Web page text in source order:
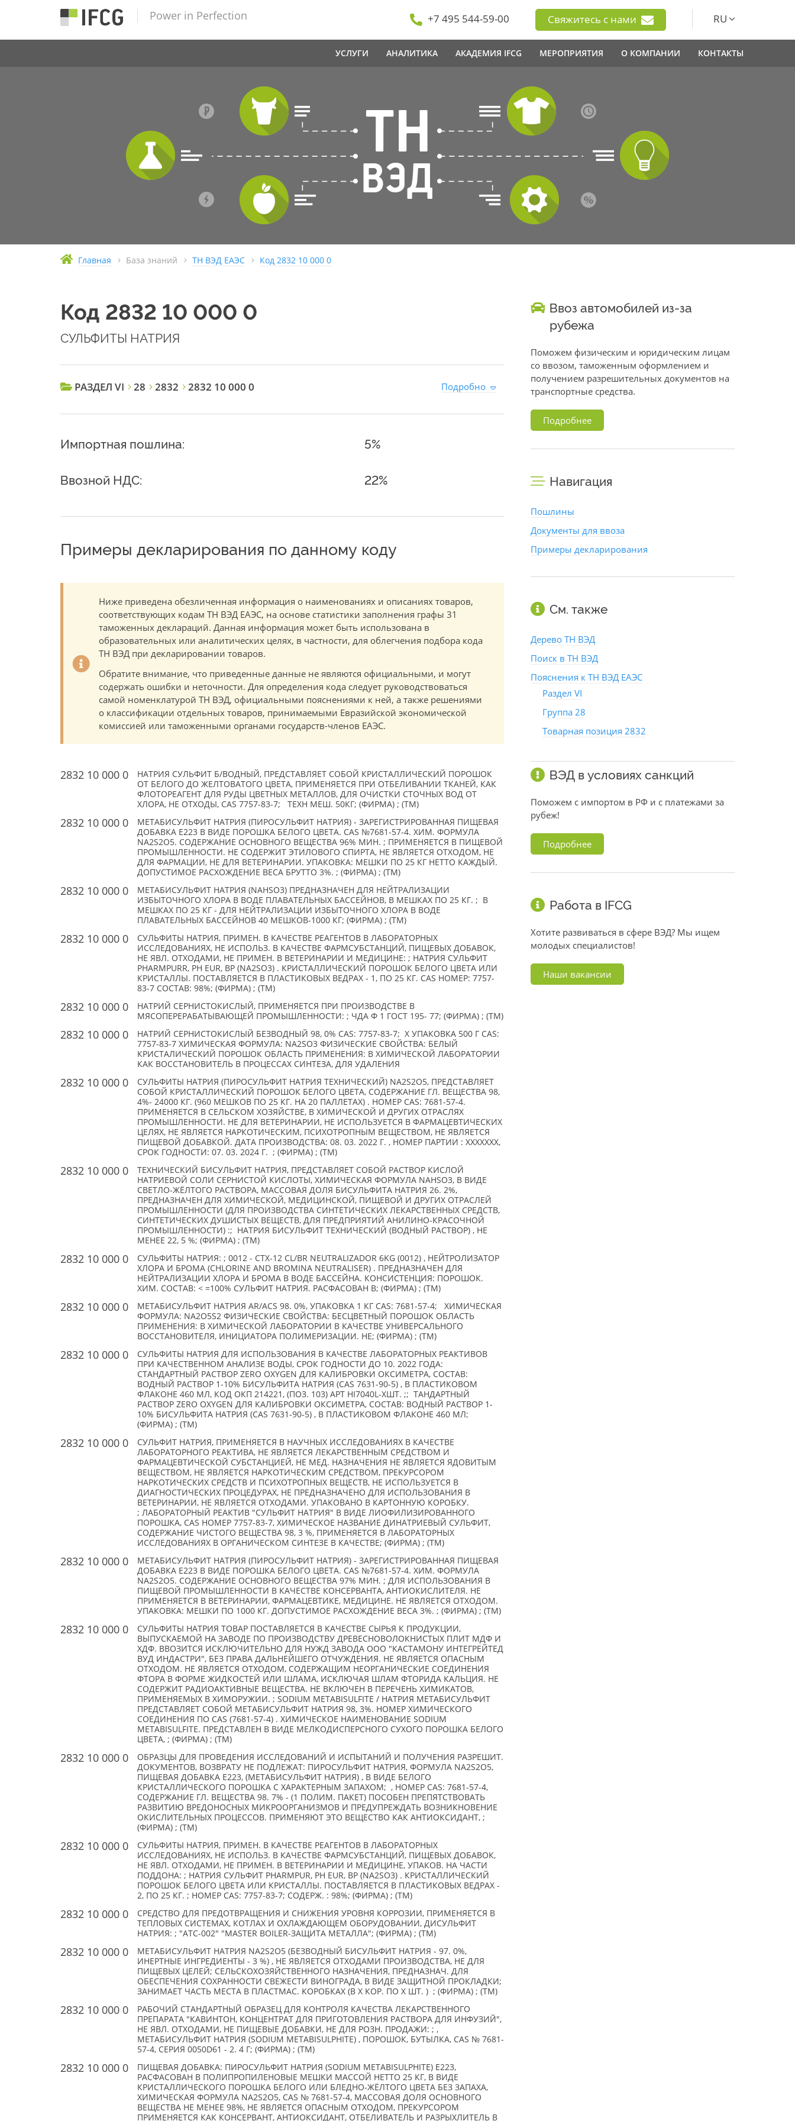
Power in Perfection +7 495 544-59-00 Свяжитесь с нами RU
УСЛУГИ АНАЛИТИКА АКАДЕМИЯ IFCG МЕРОПРИЯТИЯ О КОМПАНИИ КОНТАКТЫ
Главная База знаний ТН ВЭД ЕАЭС Код 2832 10 000 0
Код 2832 10 000 0
СУЛЬФИТЫ НАТРИЯ
РАЗДЕЛ VI 28 2832 2832 10 000 0 Подробно
Импортная пошлина: 5%
Ввозной НДС: 22%
Примеры декларирования по данному коду
Ниже приведена обезличенная информация о наименованиях и описаниях товаров,
соответствующих кодам ТН ВЭД ЕАЭС, на основе статистики заполнения графы 31
таможенных деклараций. Данная информация может быть использована в
образовательных или аналитических целях, в частности, для облегчения подбора кода
ТН ВЭД при декларировании товаров.
Обратите внимание, что приведенные данные не являются официальными, и могут
содержать ошибки и неточности. Для определения кода следует руководствоваться
самой номенклатурой ТН ВЭД, официальными пояснениями к ней, а также решениями
о классификации отдельных товаров, принимаемыми Евразийской экономической
комиссией или таможенными органами государств-членов ЕАЭС.
2832 10 000 0
НАТРИЯ СУЛЬФИТ Б/ВОДНЫЙ, ПРЕДСТАВЛЯЕТ СОБОЙ КРИСТАЛЛИЧЕСКИЙ ПОРОШОК
ОТ БЕЛОГО ДО ЖЕЛТОВАТОГО ЦВЕТА, ПРИМЕНЯЕТСЯ ПРИ ОТБЕЛИВАНИИ ТКАНЕЙ, КАК
ФЛОТОРЕАГЕНТ ДЛЯ РУДЫ ЦВЕТНЫХ МЕТАЛЛОВ, ДЛЯ ОЧИСТКИ СТОЧНЫХ ВОД ОТ
ХЛОРА, НЕ ОТХОДЫ, CAS 7757-83-7; ТЕХН МЕШ. 50КГ; (ФИРМА) ; (TM)
2832 10 000 0
МЕТАБИСУЛЬФИТ НАТРИЯ (ПИРОСУЛЬФИТ НАТРИЯ) - ЗАРЕГИСТРИРОВАННАЯ ПИЩЕВАЯ
ДОБАВКА E223 В ВИДЕ ПОРОШКА БЕЛОГО ЦВЕТА. CAS №7681-57-4. ХИМ. ФОРМУЛА
NA2S2O5. СОДЕРЖАНИЕ ОСНОВНОГО ВЕЩЕСТВА 96% МИН. ; ПРИМЕНЯЕТСЯ В ПИЩЕВОЙ
ПРОМЫШЛЕННОСТИ. НЕ СОДЕРЖИТ ЭТИЛОВОГО СПИРТА, НЕ ЯВЛЯЕТСЯ ОТХОДОМ, НЕ
ДЛЯ ФАРМАЦИИ, НЕ ДЛЯ ВЕТЕРИНАРИИ. УПАКОВКА: МЕШКИ ПО 25 КГ НЕТТО КАЖДЫЙ.
ДОПУСТИМОЕ РАСХОЖДЕНИЕ ВЕСА БРУТТО 3%. ; (ФИРМА) ; (TM)
2832 10 000 0
МЕТАБИСУЛЬФИТ НАТРИЯ (NAHSO3) ПРЕДНАЗНАЧЕН ДЛЯ НЕЙТРАЛИЗАЦИИ
ИЗБЫТОЧНОГО ХЛОРА В ВОДЕ ПЛАВАТЕЛЬНЫХ БАССЕЙНОВ, В МЕШКАХ ПО 25 КГ. ; В
МЕШКАХ ПО 25 КГ - ДЛЯ НЕЙТРАЛИЗАЦИИ ИЗБЫТОЧНОГО ХЛОРА В ВОДЕ
ПЛАВАТЕЛЬНЫХ БАССЕЙНОВ 40 МЕШКОВ-1000 КГ; (ФИРМА) ; (TM)
2832 10 000 0
СУЛЬФИТЫ НАТРИЯ, ПРИМЕН. В КАЧЕСТВЕ РЕАГЕНТОВ В ЛАБОРАТОРНЫХ
ИССЛЕДОВАНИЯХ, НЕ ИСПОЛЬЗ. В КАЧЕСТВЕ ФАРМСУБСТАНЦИЙ, ПИЩЕВЫХ ДОБАВОК,
НЕ ЯВЛ. ОТХОДАМИ, НЕ ПРИМЕН. В ВЕТЕРИНАРИИ И МЕДИЦИНЕ: ; НАТРИЯ СУЛЬФИТ
PHARMPURR, PH EUR, BP (NA2SO3) . КРИСТАЛЛИЧЕСКИЙ ПОРОШОК БЕЛОГО ЦВЕТА ИЛИ
КРИСТАЛЛЫ. ПОСТАВЛЯЕТСЯ В ПЛАСТИКОВЫХ ВЕДРАХ - 1, ПО 25 КГ. CAS НОМЕР: 7757-
83-7 СОСТАВ: 98%; (ФИРМА) ; (TM)
2832 10 000 0
НАТРИЙ СЕРНИСТОКИСЛЫЙ, ПРИМЕНЯЕТСЯ ПРИ ПРОИЗВОДСТВЕ В
МЯСОПЕРЕРАБАТЫВАЮЩЕЙ ПРОМЫШЛЕННОСТИ: ; ЧДА Ф 1 ГОСТ 195- 77; (ФИРМА) ; (TM)
2832 10 000 0
НАТРИЙ СЕРНИСТОКИСЛЫЙ БЕЗВОДНЫЙ 98, 0% CAS: 7757-83-7; X УПАКОВКА 500 Г CAS:
7757-83-7 ХИМИЧЕСКАЯ ФОРМУЛА: NA2SO3 ФИЗИЧЕСКИЕ СВОЙСТВА: БЕЛЫЙ
КРИСТАЛИЧЕСКИЙ ПОРОШОК ОБЛАСТЬ ПРИМЕНЕНИЯ: В ХИМИЧЕСКОЙ ЛАБОРАТОРИИ
КАК ВОССТАНОВИТЕЛЬ В ПРОЦЕССАХ СИНТЕЗА, ДЛЯ УДАЛЕНИЯ
2832 10 000 0
СУЛЬФИТЫ НАТРИЯ (ПИРОСУЛЬФИТ НАТРИЯ ТЕХНИЧЕСКИЙ) NA2S2O5, ПРЕДСТАВЛЯЕТ
СОБОЙ КРИСТАЛЛИЧЕСКИЙ ПОРОШОК БЕЛОГО ЦВЕТА, СОДЕРЖАНИЕ ГЛ. ВЕЩЕСТВА 98,
4%- 24000 КГ. (960 МЕШКОВ ПО 25 КГ. НА 20 ПАЛЛЕТАХ) . НОМЕР CAS: 7681-57-4.
ПРИМЕНЯЕТСЯ В СЕЛЬСКОМ ХОЗЯЙСТВЕ, В ХИМИЧЕСКОЙ И ДРУГИХ ОТРАСЛЯХ
ПРОМЫШЛЕННОСТИ. НЕ ДЛЯ ВЕТЕРИНАРИИ, НЕ ИСПОЛЬЗУЕТСЯ В ФАРМАЦЕВТИЧЕСКИХ
ЦЕЛЯХ, НЕ ЯВЛЯЕТСЯ НАРКОТИЧЕСКИМ, ПСИХОТРОПНЫМ ВЕЩЕСТВОМ, НЕ ЯВЛЯЕТСЯ
ПИЩЕВОЙ ДОБАВКОЙ. ДАТА ПРОИЗВОДСТВА: 08. 03. 2022 Г. , НОМЕР ПАРТИИ : XXXXXXX,
СРОК ГОДНОСТИ: 07. 03. 2024 Г. ; (ФИРМА) ; (TM)
2832 10 000 0
ТЕХНИЧЕСКИЙ БИСУЛЬФИТ НАТРИЯ, ПРЕДСТАВЛЯЕТ СОБОЙ РАСТВОР КИСЛОЙ
НАТРИЕВОЙ СОЛИ СЕРНИСТОЙ КИСЛОТЫ, ХИМИЧЕСКАЯ ФОРМУЛА NAHSO3, В ВИДЕ
СВЕТЛО-ЖЁЛТОГО РАСТВОРА, МАССОВАЯ ДОЛЯ БИСУЛЬФИТА НАТРИЯ 26. 2%,
ПРЕДНАЗНАЧЕН ДЛЯ ХИМИЧЕСКОЙ, МЕДИЦИНСКОЙ, ПИЩЕВОЙ И ДРУГИХ ОТРАСЛЕЙ
ПРОМЫШЛЕННОСТИ (ДЛЯ ПРОИЗВОДСТВА СИНТЕТИЧЕСКИХ ЛЕКАРСТВЕННЫХ СРЕДСТВ,
СИНТЕТИЧЕСКИХ ДУШИСТЫХ ВЕЩЕСТВ, ДЛЯ ПРЕДПРИЯТИЙ АНИЛИНО-КРАСОЧНОЙ
ПРОМЫШЛЕННОСТИ) :; НАТРИЯ БИСУЛЬФИТ ТЕХНИЧЕСКИЙ (ВОДНЫЙ РАСТВОР) , НЕ
МЕНЕЕ 22, 5 %; (ФИРМА) ; (TM)
2832 10 000 0
СУЛЬФИТЫ НАТРИЯ: ; 0012 - CTX-12 CL/BR NEUTRALIZADOR 6KG (0012) , НЕЙТРОЛИЗАТОР
ХЛОРА И БРОМА (CHLORINE AND BROMINA NEUTRALISER) . ПРЕДНАЗНАЧЕН ДЛЯ
НЕЙТРАЛИЗАЦИИ ХЛОРА И БРОМА В ВОДЕ БАССЕЙНА. КОНСИСТЕНЦИЯ: ПОРОШОК.
ХИМ. СОСТАВ: < =100% СУЛЬФИТ НАТРИЯ. РАСФАСОВАН В; (ФИРМА) ; (TM)
2832 10 000 0
МЕТАБИСУЛЬФИТ НАТРИЯ AR/ACS 98. 0%, УПАКОВКА 1 КГ CAS: 7681-57-4; ХИМИЧЕСКАЯ
ФОРМУЛА: NA2O5S2 ФИЗИЧЕСКИЕ СВОЙСТВА: БЕСЦВЕТНЫЙ ПОРОШОК ОБЛАСТЬ
ПРИМЕНЕНИЯ: В ХИМИЧЕСКОЙ ЛАБОРАТОРИИ В КАЧЕСТВЕ УНИВЕРСАЛЬНОГО
ВОССТАНОВИТЕЛЯ, ИНИЦИАТОРА ПОЛИМЕРИЗАЦИИ. НЕ; (ФИРМА) ; (TM)
2832 10 000 0
СУЛЬФИТЫ НАТРИЯ ДЛЯ ИСПОЛЬЗОВАНИЯ В КАЧЕСТВЕ ЛАБОРАТОРНЫХ РЕАКТИВОВ
ПРИ КАЧЕСТВЕННОМ АНАЛИЗЕ ВОДЫ, СРОК ГОДНОСТИ ДО 10. 2022 ГОДА:
СТАНДАРТНЫЙ РАСТВОР ZERO OXYGEN ДЛЯ КАЛИБРОВКИ ОКСИМЕТРА, СОСТАВ:
ВОДНЫЙ РАСТВОР 1-10% БИСУЛЬФИТА НАТРИЯ (CAS 7631-90-5) , В ПЛАСТИКОВОМ
ФЛАКОНЕ 460 МЛ, КОД ОКП 214221, (ПОЗ. 103) АРТ HI7040L-XШТ. ;; ТАНДАРТНЫЙ
РАСТВОР ZERO OXYGEN ДЛЯ КАЛИБРОВКИ ОКСИМЕТРА, СОСТАВ: ВОДНЫЙ РАСТВОР 1-
10% БИСУЛЬФИТА НАТРИЯ (CAS 7631-90-5) , В ПЛАСТИКОВОМ ФЛАКОНЕ 460 МЛ;
(ФИРМА) ; (TM)
2832 10 000 0
СУЛЬФИТ НАТРИЯ, ПРИМЕНЯЕТСЯ В НАУЧНЫХ ИССЛЕДОВАНИЯХ В КАЧЕСТВЕ
ЛАБОРАТОРНОГО РЕАКТИВА, НЕ ЯВЛЯЕТСЯ ЛЕКАРСТВЕННЫМ СРЕДСТВОМ И
ФАРМАЦЕВТИЧЕСКОЙ СУБСТАНЦИЕЙ, НЕ МЕД. НАЗНАЧЕНИЯ НЕ ЯВЛЯЕТСЯ ЯДОВИТЫМ
ВЕЩЕСТВОМ, НЕ ЯВЛЯЕТСЯ НАРКОТИЧЕСКИМ СРЕДСТВОМ, ПРЕКУРСОРОМ
НАРКОТИЧЕСКИХ СРЕДСТВ И ПСИХОТРОПНЫХ ВЕЩЕСТВ, НЕ ИСПОЛЬЗУЕТСЯ В
ДИАГНОСТИЧЕСКИХ ПРОЦЕДУРАХ, НЕ ПРЕДНАЗНАЧЕНО ДЛЯ ИСПОЛЬЗОВАНИЯ В
ВЕТЕРИНАРИИ, НЕ ЯВЛЯЕТСЯ ОТХОДАМИ. УПАКОВАНО В КАРТОННУЮ КОРОБКУ.
; ЛАБОРАТОРНЫЙ РЕАКТИВ "СУЛЬФИТ НАТРИЯ" В ВИДЕ ЛИОФИЛИЗИРОВАННОГО
ПОРОШКА, CAS НОМЕР 7757-83-7, ХИМИЧЕСКОЕ НАЗВАНИЕ ДИНАТРИЕВЫЙ СУЛЬФИТ,
СОДЕРЖАНИЕ ЧИСТОГО ВЕЩЕСТВА 98, 3 %, ПРИМЕНЯЕТСЯ В ЛАБОРАТОРНЫХ
ИССЛЕДОВАНИЯХ В ОРГАНИЧЕСКОМ СИНТЕЗЕ В КАЧЕСТВЕ; (ФИРМА) ; (TM)
2832 10 000 0
МЕТАБИСУЛЬФИТ НАТРИЯ (ПИРОСУЛЬФИТ НАТРИЯ) - ЗАРЕГИСТРИРОВАННАЯ ПИЩЕВАЯ
ДОБАВКА E223 В ВИДЕ ПОРОШКА БЕЛОГО ЦВЕТА. CAS №7681-57-4. ХИМ. ФОРМУЛА
NA2S2O5. СОДЕРЖАНИЕ ОСНОВНОГО ВЕЩЕСТВА 97% МИН. ; ДЛЯ ИСПОЛЬЗОВАНИЯ В
ПИЩЕВОЙ ПРОМЫШЛЕННОСТИ В КАЧЕСТВЕ КОНСЕРВАНТА, АНТИОКИСЛИТЕЛЯ. НЕ
ПРИМЕНЯЕТСЯ В ВЕТЕРИНАРИИ, ФАРМАЦЕВТИКЕ, МЕДИЦИНЕ. НЕ ЯВЛЯЕТСЯ ОТХОДОМ.
УПАКОВКА: МЕШКИ ПО 1000 КГ. ДОПУСТИМОЕ РАСХОЖДЕНИЕ ВЕСА 3%. ; (ФИРМА) ; (TM)
2832 10 000 0
СУЛЬФИТЫ НАТРИЯ ТОВАР ПОСТАВЛЯЕТСЯ В КАЧЕСТВЕ СЫРЬЯ К ПРОДУКЦИИ,
ВЫПУСКАЕМОЙ НА ЗАВОДЕ ПО ПРОИЗВОДСТВУ ДРЕВЕСНОВОЛОКНИСТЫХ ПЛИТ МДФ И
ХДФ. ВВОЗИТСЯ ИСКЛЮЧИТЕЛЬНО ДЛЯ НУЖД ЗАВОДА ООО "КАСТАМОНУ ИНТЕГРЕЙТЕД
ВУД ИНДАСТРИ", БЕЗ ПРАВА ДАЛЬНЕЙШЕГО ОТЧУЖДЕНИЯ. НЕ ЯВЛЯЕТСЯ ОПАСНЫМ
ОТХОДОМ. НЕ ЯВЛЯЕТСЯ ОТХОДОМ, СОДЕРЖАЩИМ НЕОРГАНИЧЕСКИЕ СОЕДИНЕНИЯ
ФТОРА В ФОРМЕ ЖИДКОСТЕЙ ИЛИ ШЛАМА, ИСКЛЮЧАЯ ШЛАМ ФТОРИДА КАЛЬЦИЯ. НЕ
СОДЕРЖИТ РАДИОАКТИВНЫЕ ВЕЩЕСТВА. НЕ ВКЛЮЧЕН В ПЕРЕЧЕНЬ ХИМИКАТОВ,
ПРИМЕНЯЕМЫХ В ХИМОРУЖИИ. ; SODIUM METABISULFITE / НАТРИЯ МЕТАБИСУЛЬФИТ
ПРЕДСТАВЛЯЕТ СОБОЙ МЕТАБИСУЛЬФИТ НАТРИЯ 98, 3%. НОМЕР ХИМИЧЕСКОГО
СОЕДИНЕНИЯ ПО CAS (7681-57-4) . ХИМИЧЕСКОЕ НАИМЕНОВАНИЕ SODIUM
METABISULFITE. ПРЕДСТАВЛЕН В ВИДЕ МЕЛКОДИСПЕРСНОГО СУХОГО ПОРОШКА БЕЛОГО
ЦВЕТА, ; (ФИРМА) ; (TM)
2832 10 000 0
ОБРАЗЦЫ ДЛЯ ПРОВЕДЕНИЯ ИССЛЕДОВАНИЙ И ИСПЫТАНИЙ И ПОЛУЧЕНИЯ РАЗРЕШИТ.
ДОКУМЕНТОВ, ВОЗВРАТУ НЕ ПОДЛЕЖАТ: ПИРОСУЛЬФИТ НАТРИЯ, ФОРМУЛА NA2S2O5,
ПИЩЕВАЯ ДОБАВКА Е223, (МЕТАБИСУЛЬФИТ НАТРИЯ) , В ВИДЕ БЕЛОГО
КРИСТАЛЛИЧЕСКОГО ПОРОШКА С ХАРАКТЕРНЫМ ЗАПАХОМ; , НОМЕР CAS: 7681-57-4,
СОДЕРЖАНИЕ ГЛ. ВЕЩЕСТВА 98. 7% - (1 ПОЛИМ. ПАКЕТ) ПОСОБЕН ПРЕПЯТСТВОВАТЬ
РАЗВИТИЮ ВРЕДОНОСНЫХ МИКРООРГАНИЗМОВ И ПРЕДУПРЕЖДАТЬ ВОЗНИКНОВЕНИЕ
ОКИСЛИТЕЛЬНЫХ ПРОЦЕССОВ. ПРИМЕНЯЮТ ЭТО ВЕЩЕСТВО КАК АНТИОКСИДАНТ, ;
(ФИРМА) ; (TM)
2832 10 000 0
СУЛЬФИТЫ НАТРИЯ, ПРИМЕН. В КАЧЕСТВЕ РЕАГЕНТОВ В ЛАБОРАТОРНЫХ
ИССЛЕДОВАНИЯХ, НЕ ИСПОЛЬЗ. В КАЧЕСТВЕ ФАРМСУБСТАНЦИЙ, ПИЩЕВЫХ ДОБАВОК,
НЕ ЯВЛ. ОТХОДАМИ, НЕ ПРИМЕН. В ВЕТЕРИНАРИИ И МЕДИЦИНЕ, УПАКОВ. НА ЧАСТИ
ПОДДОНА: ; НАТРИЯ СУЛЬФИТ PHARMPUR, PH EUR, BP (NA2SO3) . КРИСТАЛЛИЧЕСКИЙ
ПОРОШОК БЕЛОГО ЦВЕТА ИЛИ КРИСТАЛЛЫ. ПОСТАВЛЯЕТСЯ В ПЛАСТИКОВЫХ ВЕДРАХ -
2, ПО 25 КГ. ; НОМЕР CAS: 7757-83-7; СОДЕРЖ. : 98%; (ФИРМА) ; (TM)
2832 10 000 0
СРЕДСТВО ДЛЯ ПРЕДОТВРАЩЕНИЯ И СНИЖЕНИЯ УРОВНЯ КОРРОЗИИ, ПРИМЕНЯЕТСЯ В
ТЕПЛОВЫХ СИСТЕМАХ, КОТЛАХ И ОХЛАЖДАЮЩЕМ ОБОРУДОВАНИИ, ДИСУЛЬФИТ
НАТРИЯ: ; "АТС-002" "MASTER BOILER-ЗАЩИТА МЕТАЛЛА"; (ФИРМА) ; (TM)
2832 10 000 0
МЕТАБИСУЛЬФИТ НАТРИЯ NA2S2O5 (БЕЗВОДНЫЙ БИСУЛЬФИТ НАТРИЯ - 97. 0%,
ИНЕРТНЫЕ ИНГРЕДИЕНТЫ - 3 %) , НЕ ЯВЛЯЕТСЯ ОТХОДАМИ ПРОИЗВОДСТВА, НЕ ДЛЯ
ПИЩЕВЫХ ЦЕЛЕЙ; СЕЛЬСКОХОЗЯЙСТВЕННОГО НАЗНАЧЕНИЯ, ПРЕДНАЗНАЧ. ДЛЯ
ОБЕСПЕЧЕНИЯ СОХРАННОСТИ СВЕЖЕСТИ ВИНОГРАДА, В ВИДЕ ЗАЩИТНОЙ ПРОКЛАДКИ;
ЗАНИМАЕТ ЧАСТЬ МЕСТА В ПЛАСТМАС. КОРОБКАХ (В X КОР. ПО X ШТ. ) ; (ФИРМА) ; (TM)
2832 10 000 0
РАБОЧИЙ СТАНДАРТНЫЙ ОБРАЗЕЦ ДЛЯ КОНТРОЛЯ КАЧЕСТВА ЛЕКАРСТВЕННОГО
ПРЕПАРАТА "КАВИНТОН, КОНЦЕНТРАТ ДЛЯ ПРИГОТОВЛЕНИЯ РАСТВОРА ДЛЯ ИНФУЗИЙ",
НЕ ЯВЛ. ОТХОДАМИ, НЕ ПИЩЕВЫЕ ДОБАВКИ, НЕ ДЛЯ РОЗН. ПРОДАЖИ: ; ,
МЕТАБИСУЛЬФИТ НАТРИЯ (SODIUM METABISULPHITE) , ПОРОШОК, БУТЫЛКА, CAS № 7681-
57-4, СЕРИЯ 0050D61 - 2. 4 Г; (ФИРМА) ; (TM)
2832 10 000 0
ПИЩЕВАЯ ДОБАВКА: ПИРОСУЛЬФИТ НАТРИЯ (SODIUM METABISULPHITE) Е223,
РАСФАСОВАН В ПОЛИПРОПИЛЕНОВЫЕ МЕШКИ МАССОЙ НЕТТО 25 КГ, В ВИДЕ
КРИСТАЛЛИЧЕСКОГО ПОРОШКА БЕЛОГО ИЛИ БЛЕДНО-ЖЁЛТОГО ЦВЕТА БЕЗ ЗАПАХА,
ХИМИЧЕСКАЯ ФОРМУЛА NA2S2O5, CAS № 7681-57-4, МАССОВАЯ ДОЛЯ ОСНОВНОГО
ВЕЩЕСТВА НЕ МЕНЕЕ 98%, НЕ ЯВЛЯЕТСЯ ОПАСНЫМ ОТХОДОМ, ПРЕКУРСОРОМ
ПРИМЕНЯЕТСЯ КАК КОНСЕРВАНТ, АНТИОКСИДАНТ, ОТБЕЛИВАТЕЛЬ И РАЗРЫХЛИТЕЛЬ В
Ввоз автомобилей из-за
рубежа
Поможем физическим и юридическим лицам
со ввозом, таможенным оформлением и
получением разрешительных документов на
транспортные средства.
Подробнее
Навигация
Пошлины
Документы для ввоза
Примеры декларирования
См. также
Дерево ТН ВЭД
Поиск в ТН ВЭД
Пояснения к ТН ВЭД ЕАЭС
Раздел VI
Группа 28
Товарная позиция 2832
ВЭД в условиях санкций
Поможем с импортом в РФ и с платежами за
рубеж!
Подробнее
Работа в IFCG
Хотите развиваться в сфере ВЭД? Мы ищем
молодых специалистов!
Наши вакансии